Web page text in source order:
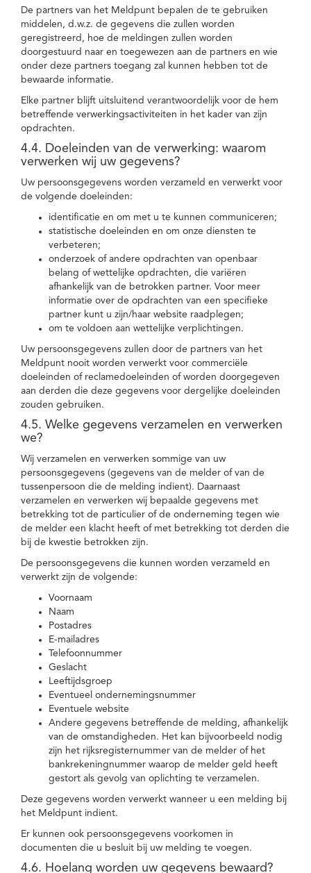
De partners van het Meldpunt bepalen de te gebruiken
middelen, d.w.z. de gegevens die zullen worden
geregistreerd, hoe de meldingen zullen worden
doorgestuurd naar en toegewezen aan de partners en wie
onder deze partners toegang zal kunnen hebben tot de
bewaarde informatie.
Elke partner blijft uitsluitend verantwoordelijk voor de hem
betreffende verwerkingsactiviteiten in het kader van zijn
opdrachten.
4.4. Doeleinden van de verwerking: waarom
verwerken wij uw gegevens?
Uw persoonsgegevens worden verzameld en verwerkt voor
de volgende doeleinden:
identificatie en om met u te kunnen communiceren;
statistische doeleinden en om onze diensten te
verbeteren;
onderzoek of andere opdrachten van openbaar
belang of wettelijke opdrachten, die variëren
afhankelijk van de betrokken partner. Voor meer
informatie over de opdrachten van een specifieke
partner kunt u zijn/haar website raadplegen;
om te voldoen aan wettelijke verplichtingen.
Uw persoonsgegevens zullen door de partners van het
Meldpunt nooit worden verwerkt voor commerciële
doeleinden of reclamedoeleinden of worden doorgegeven
aan derden die deze gegevens voor dergelijke doeleinden
zouden gebruiken.
4.5. Welke gegevens verzamelen en verwerken
we?
Wij verzamelen en verwerken sommige van uw
persoonsgegevens (gegevens van de melder of van de
tussenpersoon die de melding indient). Daarnaast
verzamelen en verwerken wij bepaalde gegevens met
betrekking tot de particulier of de onderneming tegen wie
de melder een klacht heeft of met betrekking tot derden die
bij de kwestie betrokken zijn.
De persoonsgegevens die kunnen worden verzameld en
verwerkt zijn de volgende:
Voornaam
Naam
Postadres
E-mailadres
Telefoonnummer
Geslacht
Leeftijdsgroep
Eventueel ondernemingsnummer
Eventuele website
Andere gegevens betreffende de melding, afhankelijk
van de omstandigheden. Het kan bijvoorbeeld nodig
zijn het rijksregisternummer van de melder of het
bankrekeningnummer waarop de melder geld heeft
gestort als gevolg van oplichting te verzamelen.
Deze gegevens worden verwerkt wanneer u een melding bij
het Meldpunt indient.
Er kunnen ook persoonsgegevens voorkomen in
documenten die u besluit bij uw melding te voegen.
4.6. Hoelang worden uw gegevens bewaard?